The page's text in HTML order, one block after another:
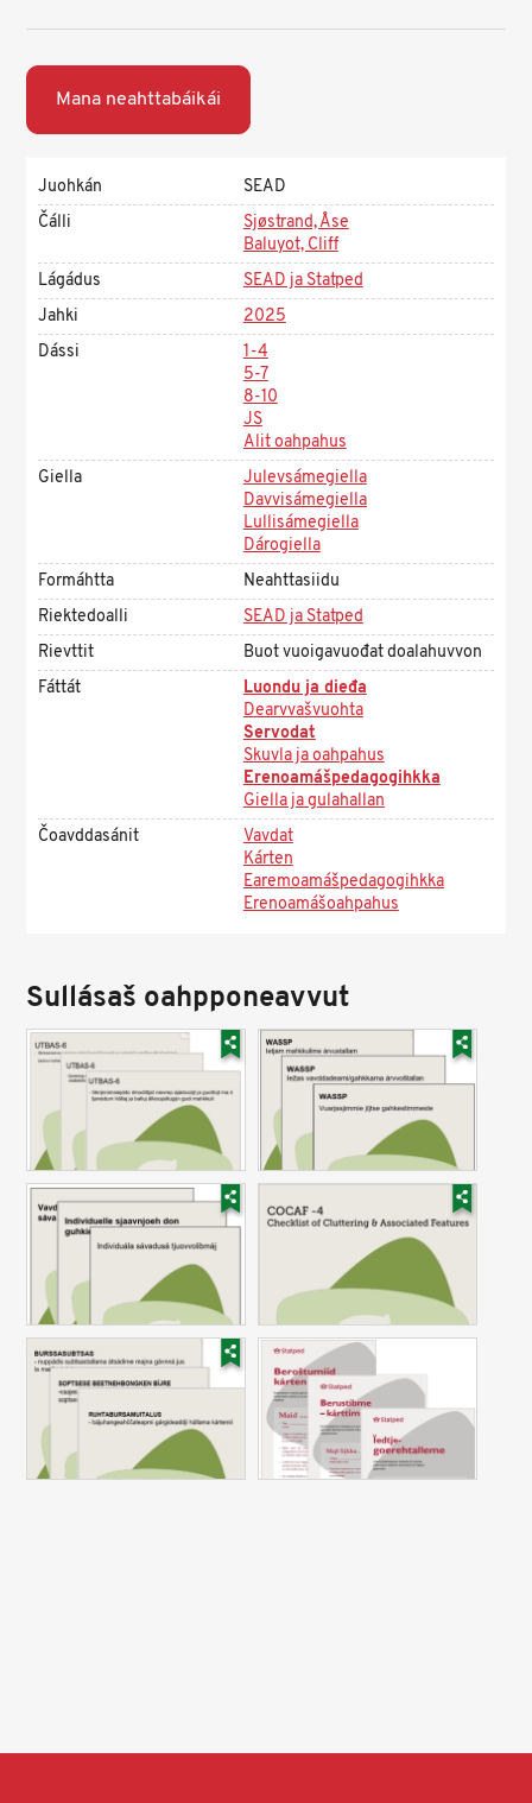
Mana neahttabáikái
Juohkán
SEAD
Čálli
Sjøstrand, Åse
Baluyot, Cliff
Lágádus
SEAD ja Statped
Jahki
2025
Dássi
1-4
5-7
8-10
JS
Alit oahpahus
Giella
Julevsámegiella
Davvisámegiella
Lullisámegiella
Dárogiella
Formáhtta
Neahttasiidu
Riektedoalli
SEAD ja Statped
Rievttit
Buot vuoigavuođat doalahuvvon
Fáttát
Luondu ja dieđa
Dearvvašvuohta
Servodat
Skuvla ja oahpahus
Erenoamášpedagogihkka
Giella ja gulahallan
Čoavddasánit
Vavdat
Kárten
Earemoamášpedagogihkka
Erenoamášoahpahus
Sullásaš oahpponeavvut